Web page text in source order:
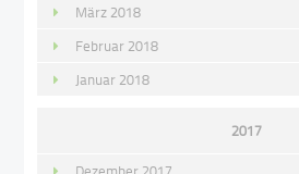
März 2018
Februar 2018
Januar 2018
2017